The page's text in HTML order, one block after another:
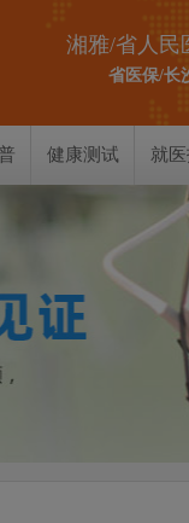
湘雅/省人民
省医保/长
健康测试
喉部测试
就